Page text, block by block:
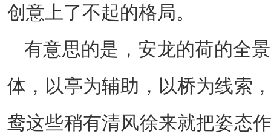
创意上了不起的格局。
有意思的是，安龙的荷的全
体，以亭为辅助，以桥为线索
鸯这些稍有清风徐来就把姿态